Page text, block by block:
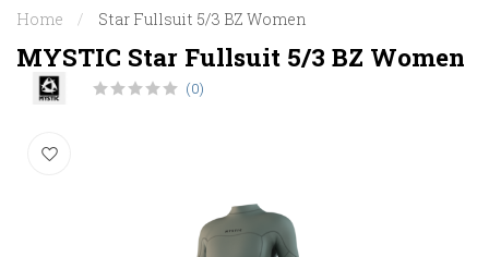
Home / Star Fullsuit 5/3 BZ Women
MYSTIC Star Fullsuit 5/3 BZ Women
(0)